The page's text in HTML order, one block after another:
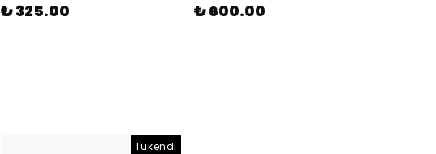
₺ 325.00 ₺ 600.00
Tükendi